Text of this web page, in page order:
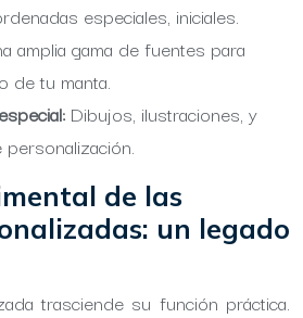
especiales, iniciales.
amplia gama de fuentes para
de tu manta.
Dibujos, ilustraciones, y
de las
un legado
trasciende su función práctica.